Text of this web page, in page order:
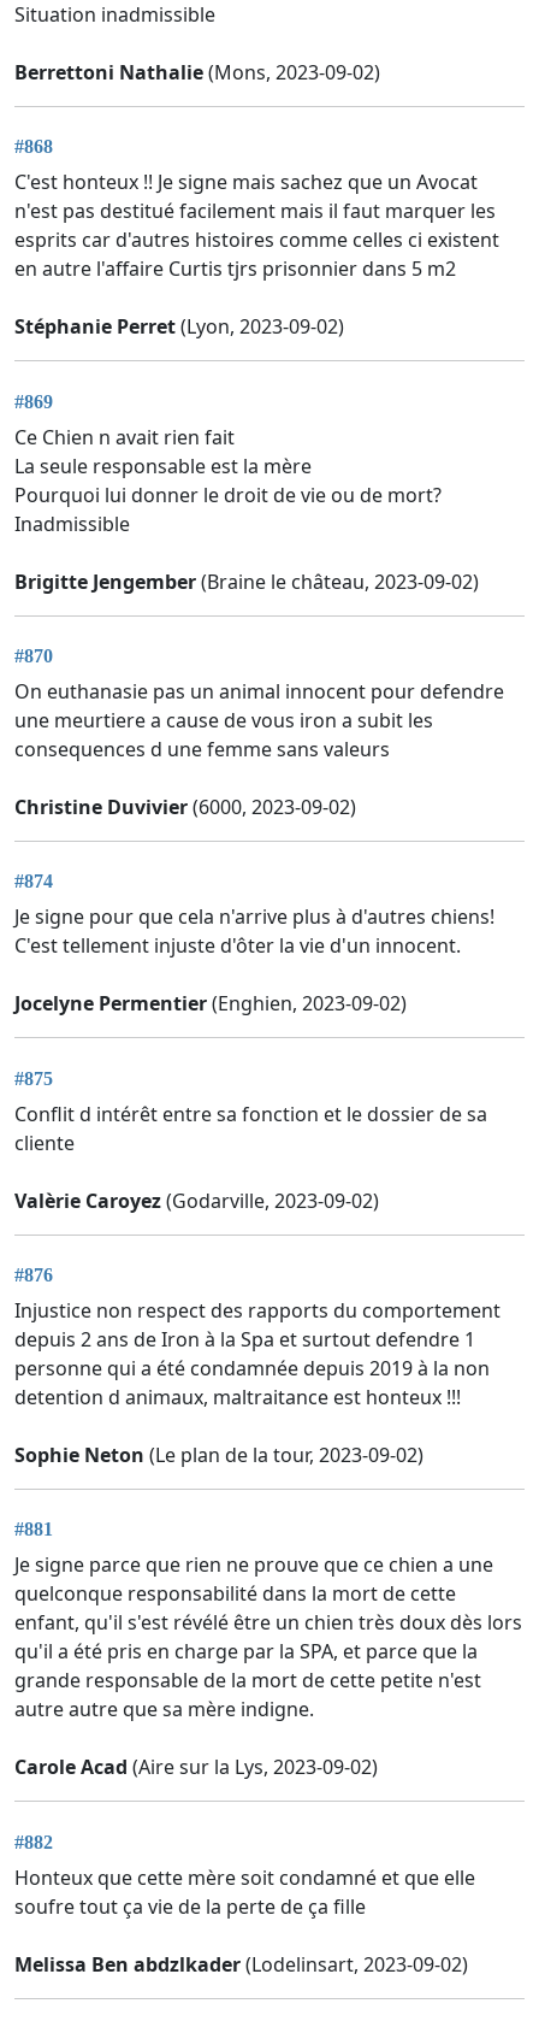
Situation inadmissible
Berrettoni Nathalie(Mons, 2023-09-02)
#868
C'est honteux !! Je signe mais sachez que un Avocat
n'est pas destitué facilement mais il faut marquer les
esprits car d'autres histoires comme celles ci existent
en autre l'affaire Curtis tjrs prisonnier dans 5 m2
Stéphanie Perret(Lyon, 2023-09-02)
#869
Ce Chien n avait rien fait
La seule responsable est la mère
Pourquoi lui donner le droit de vie ou de mort?
Inadmissible
Brigitte Jengember(Braine le château, 2023-09-02)
#870
On euthanasie pas un animal innocent pour defendre
une meurtiere a cause de vous iron a subit les
consequences d une femme sans valeurs
Christine Duvivier(6000, 2023-09-02)
#874
Je signe pour que cela n'arrive plus à d'autres chiens!
C'est tellement injuste d'ôter la vie d'un innocent.
Jocelyne Permentier(Enghien, 2023-09-02)
#875
Conflit d intérêt entre sa fonction et le dossier de sa
cliente
Valèrie Caroyez(Godarville, 2023-09-02)
#876
Injustice non respect des rapports du comportement
depuis 2 ans de Iron à la Spa et surtout defendre 1
personne qui a été condamnée depuis 2019 à la non
detention d animaux, maltraitance est honteux !!!
Sophie Neton (Le plan de la tour, 2023-09-02)
#881
Je signe parce que rien ne prouve que ce chien a une
quelconque responsabilité dans la mort de cette
enfant, qu'il s'est révélé être un chien très doux dès lors
qu'il a été pris en charge par la SPA, et parce que la
grande responsable de la mort de cette petite n'est
autre autre que sa mère indigne.
Carole Acad (Aire sur la Lys, 2023-09-02)
#882
Honteux que cette mère soit condamné et que elle
soufre tout ça vie de la perte de ça fille
Melissa Ben abdzlkader(Lodelinsart, 2023-09-02)